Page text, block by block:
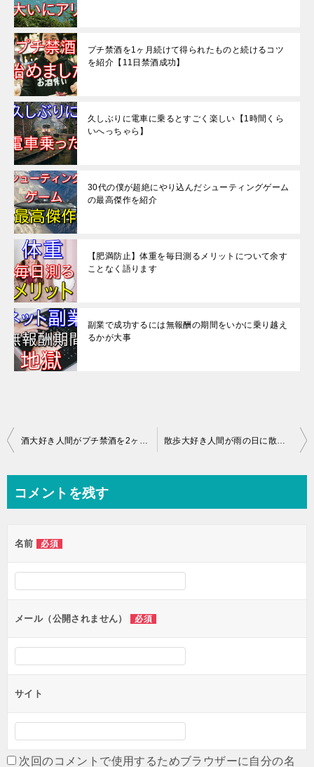
プチ禁酒を1ヶ月続けて得られたものと続けるコツ
を紹介【11日禁酒成功】
久しぶりに電車に乗るとすごく楽しい【1時間くら
いへっちゃら】
30代の僕が超絶にやり込んだシューティングゲーム
の最高傑作を紹介
【肥満防止】体重を毎日測るメリットについて余す
ことなく語ります
副業で成功するには無報酬の期間をいかに乗り越え
るかが大事
投
ビ
ー
シ
ン
酒大好き人間がプチ禁酒を2ヶ月続けて変わったこと【26日禁酒成功】 散歩大好き人間が雨の日に散歩した感想を話してみる
コメントを残す
名前 必須
メール（公開されません） 必須
サイト
次回のコメントで使用するためブラウザーに自分の名